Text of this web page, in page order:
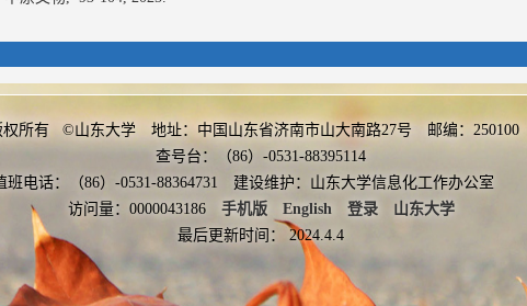
权所有 ©山东大学 地址：中国山东省济南市山大南路27号 邮编：250100
查号台：（86）-0531-88395114
班电话：（86）-0531-88364731 建设维护：山东大学信息化工作办公室
访问量： 0000043186 手机版 English 登录
山东大学
最后更新时间： 2024.4.4